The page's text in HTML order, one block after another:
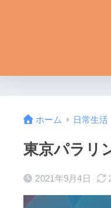
ホーム 日常生活
東京パラリ
2021年9月4日